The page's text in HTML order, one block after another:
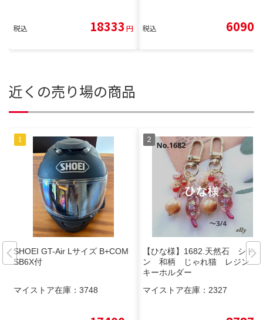
税込 18333 円 税込 6090
近くの売り場の商品
SHOEI GT-Air Lサイズ B+COM
SB6X付
マイストア在庫： 3748
【ひな様】1682.天然石 シトリ
ン 和柄 じゃれ猫 レジン
キーホルダー
マイストア在庫： 2327